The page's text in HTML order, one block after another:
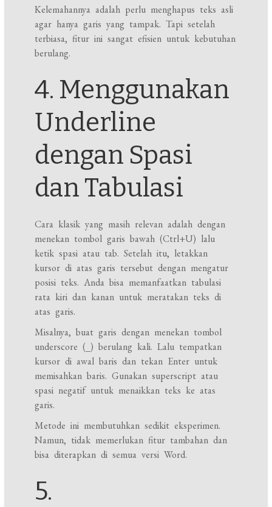
Kelemahannya adalah perlu menghapus teks asli
agar hanya garis yang tampak. Tapi setelah
terbiasa, fitur ini sangat efisien untuk kebutuhan
berulang.
4. Menggunakan
Underline
dengan Spasi
dan Tabulasi
Cara klasik yang masih relevan adalah dengan
menekan tombol garis bawah (Ctrl+U) lalu
ketik spasi atau tab. Setelah itu, letakkan
kursor di atas garis tersebut dengan mengatur
posisi teks. Anda bisa memanfaatkan tabulasi
rata kiri dan kanan untuk meratakan teks di
atas garis.
Misalnya, buat garis dengan menekan tombol
underscore (_) berulang kali. Lalu tempatkan
kursor di awal baris dan tekan Enter untuk
memisahkan baris. Gunakan superscript atau
spasi negatif untuk menaikkan teks ke atas
garis.
Metode ini membutuhkan sedikit eksperimen.
Namun, tidak memerlukan fitur tambahan dan
bisa diterapkan di semua versi Word.
5.